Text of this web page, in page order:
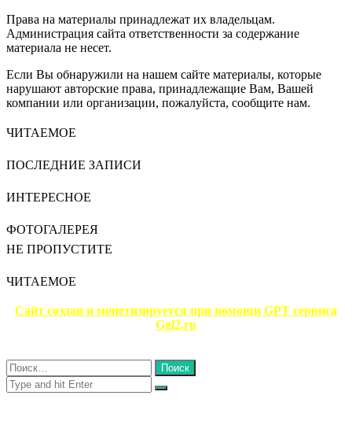
Права на материалы принадлежат их владельцам.
Администрация сайта ответственности за содержание
материала не несет.
Если Вы обнаружили на нашем сайте материалы, которые
нарушают авторские права, принадлежащие Вам, Вашей
компании или организации, пожалуйста, сообщите нам.
ЧИТАЕМОЕ
ПОСЛЕДНИЕ ЗАПИСИ
ИНТЕРЕСНОЕ
ФОТОГАЛЕРЕЯ
НЕ ПРОПУСТИТЕ
ЧИТАЕМОЕ
Сайт создан и монетизируется при помощи GPT сервиса
Ggl2.ru
Close
Найти:
Close
Search